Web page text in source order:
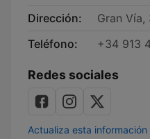
Dirección:
Gran
Teléfono:
+34 913
Redes sociales
Actualiza esta